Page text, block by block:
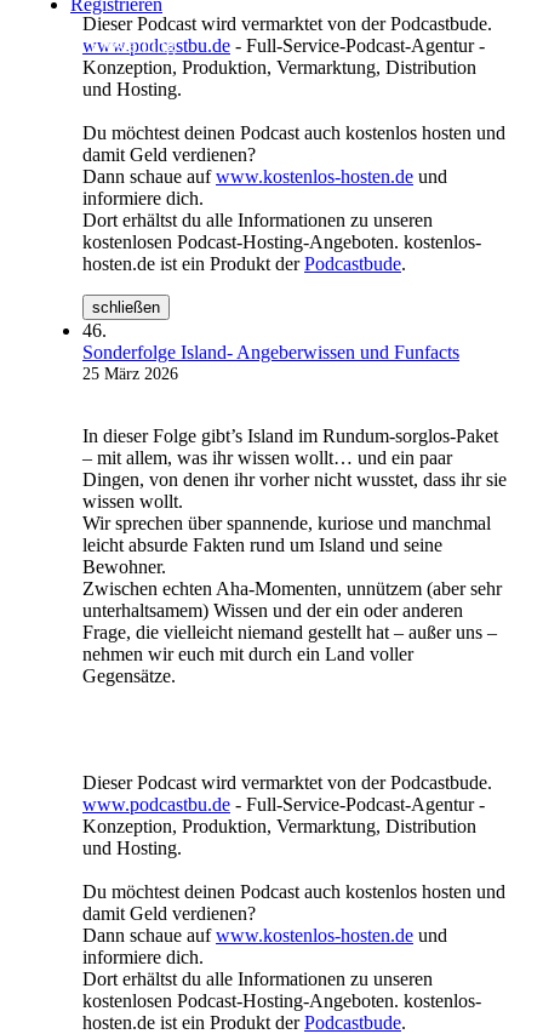
Cookies Einstellung
Dieser Podcast wird vermarktet von der Podcastbude.
www.podcastbu.de - Full-Service-Podcast-Agentur -
Konzeption, Produktion, Vermarktung, Distribution
und Hosting.
Du möchtest deinen Podcast auch kostenlos hosten und
damit Geld verdienen?
Dann schaue aufwww.kostenlos-hosten.de und
informiere dich.
Dort erhältst du alle Informationen zu unseren
kostenlosen Podcast-Hosting-Angeboten. kostenlos-
hosten.de ist ein Produkt derPodcastbude.
schließen
46.
Sonderfolge Island- Angeberwissen und Funfacts
25 März 2026
In dieser Folge gibt’s Island im Rundum-sorglos-Paket
– mit allem, was ihr wissen wollt… und ein paar
Dingen, von denen ihr vorher nicht wusstet, dass ihr sie
wissen wollt.
Wir sprechen über spannende, kuriose und manchmal
leicht absurde Fakten rund um Island und seine
Bewohner.
Zwischen echten Aha-Momenten, unnützem (aber sehr
unterhaltsamem) Wissen und der ein oder anderen
Frage, die vielleicht niemand gestellt hat – außer uns –
nehmen wir euch mit durch ein Land voller
Gegensätze.
Dieser Podcast wird vermarktet von der Podcastbude.
www.podcastbu.de - Full-Service-Podcast-Agentur -
Konzeption, Produktion, Vermarktung, Distribution
und Hosting.
Du möchtest deinen Podcast auch kostenlos hosten und
damit Geld verdienen?
Dann schaue aufwww.kostenlos-hosten.de und
informiere dich.
Dort erhältst du alle Informationen zu unseren
kostenlosen Podcast-Hosting-Angeboten. kostenlos-
hosten.de ist ein Produkt derPodcastbude.